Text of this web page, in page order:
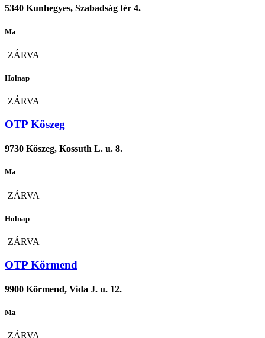
5340 Kunhegyes, Szabadság tér 4.
Ma
ZÁRVA
Holnap
ZÁRVA
OTP Kőszeg
9730 Kőszeg, Kossuth L. u. 8.
Ma
ZÁRVA
Holnap
ZÁRVA
OTP Körmend
9900 Körmend, Vida J. u. 12.
Ma
ZÁRVA